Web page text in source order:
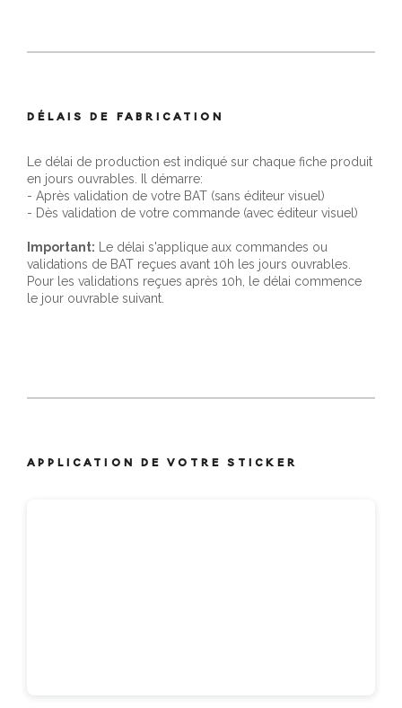
DÉLAIS DE FABRICATION
Le délai de production est indiqué sur chaque fiche produit
en jours ouvrables. Il démarre:
- Après validation de votre BAT (sans éditeur visuel)
- Dès validation de votre commande (avec éditeur visuel)
Important: Le délai s'applique aux commandes ou
validations de BAT reçues avant 10h les jours ouvrables.
Pour les validations reçues après 10h, le délai commence
le jour ouvrable suivant.
APPLICATION DE VOTRE STICKER